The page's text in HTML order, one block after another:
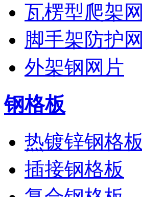
瓦楞型爬架网
脚手架防护网
外架钢网片
钢格板
热镀锌钢格板
插接钢格板